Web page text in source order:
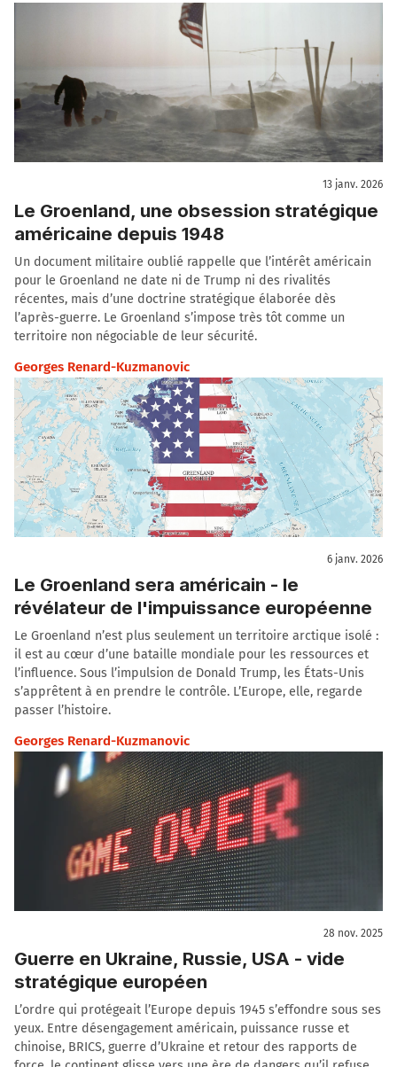
13 janv. 2026
Le Groenland, une obsession stratégique
américaine depuis 1948
Un document militaire oublié rappelle que l’intérêt américain
pour le Groenland ne date ni de Trump ni des rivalités
récentes, mais d’une doctrine stratégique élaborée dès
l’après-guerre. Le Groenland s’impose très tôt comme un
territoire non négociable de leur sécurité.
Georges Renard-Kuzmanovic
6 janv. 2026
Le Groenland sera américain - le
révélateur de l'impuissance européenne
Le Groenland n’est plus seulement un territoire arctique isolé :
il est au cœur d’une bataille mondiale pour les ressources et
l’influence. Sous l’impulsion de Donald Trump, les États-Unis
s’apprêtent à en prendre le contrôle. L’Europe, elle, regarde
passer l’histoire.
Georges Renard-Kuzmanovic
28 nov. 2025
Guerre en Ukraine, Russie, USA - vide
stratégique européen
L’ordre qui protégeait l’Europe depuis 1945 s’effondre sous ses
yeux. Entre désengagement américain, puissance russe et
chinoise, BRICS, guerre d’Ukraine et retour des rapports de